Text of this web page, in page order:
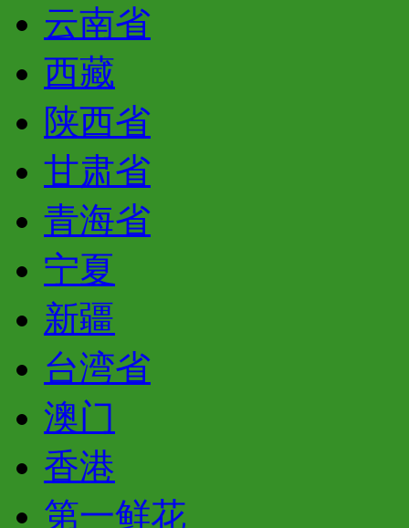
云南省
西藏
陕西省
甘肃省
青海省
宁夏
新疆
台湾省
澳门
香港
第一鲜花